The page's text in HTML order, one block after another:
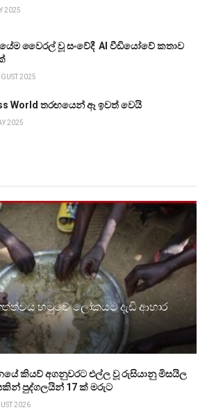
2025
වෛරල් වූ සංවේදී AI වීඩියෝවේ කතාව
2025
World තරඟයෙන් ඈ ඉවත් වෙයි
2025
හමුවේ ලෝකයට දැඩි ආහාර
කියව් අගනුවරට එල්ල වූ රුසියානු මිසයිල
පුද්ගලයින් 17 ක් මරුට
2026